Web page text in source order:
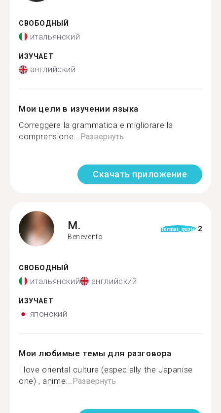
СВОБОДНЫЙ
итальянский
ИЗУЧАЕТ
английский
Мои цели в изучении языка
Correggere la grammatica e migliorare la
comprensione...Развернуть
Скачать приложение
M.
Benevento
format_quote 2
СВОБОДНЫЙ
итальянский английский
ИЗУЧАЕТ
японский
Мои любимые темы для разговора
I love oriental culture (especially the Japanise
one) , anime...Развернуть